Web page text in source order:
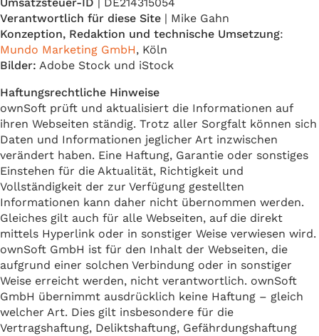
Verantwortlich für diese Site | Mike Gahn
Konzeption, Redaktion und technische Umsetzung:
Mundo Marketing GmbH, Köln
Bilder: Adobe Stock und iStock
Haftungsrechtliche Hinweise
ownSoft prüft und aktualisiert die Informationen auf
ihren Webseiten ständig. Trotz aller Sorgfalt können sich
Daten und Informationen jeglicher Art inzwischen
verändert haben. Eine Haftung, Garantie oder sonstiges
Einstehen für die Aktualität, Richtigkeit und
Vollständigkeit der zur Verfügung gestellten
Informationen kann daher nicht übernommen werden.
Gleiches gilt auch für alle Webseiten, auf die direkt
mittels Hyperlink oder in sonstiger Weise verwiesen wird.
ownSoft GmbH ist für den Inhalt der Webseiten, die
aufgrund einer solchen Verbindung oder in sonstiger
Weise erreicht werden, nicht verantwortlich. ownSoft
GmbH übernimmt ausdrücklich keine Haftung – gleich
welcher Art. Dies gilt insbesondere für die
Vertragshaftung, Deliktshaftung, Gefährdungshaftung